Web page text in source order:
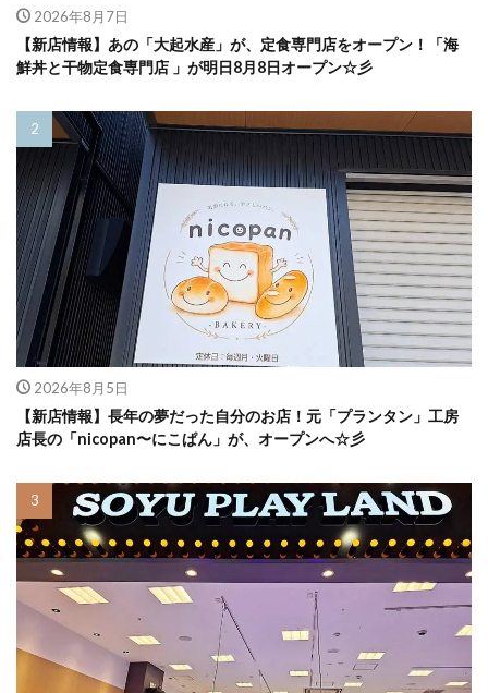
2026年8月7日
【新店情報】あの「大起水産」が、定食専門店をオープン！「海
鮮丼と干物定食専門店 」が明日8月8日オープン☆彡
2026年8月5日
【新店情報】長年の夢だった自分のお店！元「プランタン」工房
店長の「nicopan〜にこぱん」が、オープンへ☆彡